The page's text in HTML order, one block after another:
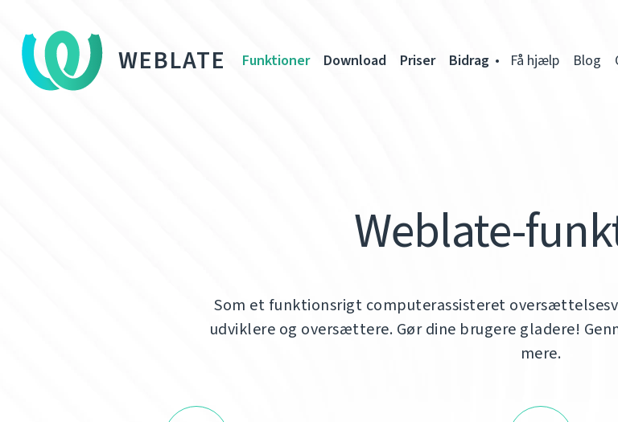
WEBLATE Funktioner Download Priser Bidrag Få hjælp Blog
Weblate-
Som et funktionsrigt computerassisteret
udviklere og oversættere. Gør dine brugere gladere!
mere.